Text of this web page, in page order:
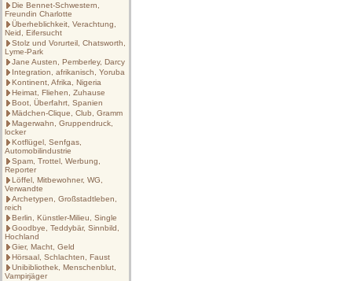
Die Bennet-Schwestern,
Freundin Charlotte
Überheblichkeit, Verachtung,
Neid, Eifersucht
Stolz und Vorurteil, Chatsworth,
Lyme-Park
Jane Austen, Pemberley, Darcy
Integration, afrikanisch, Yoruba
Kontinent, Afrika, Nigeria
Heimat, Fliehen, Zuhause
Boot, Überfahrt, Spanien
Mädchen-Clique, Club, Gramm
Magerwahn, Gruppendruck,
locker
Kotflügel, Senfgas,
Automobilindustrie
Spam, Trottel, Werbung,
Reporter
Löffel, Mitbewohner, WG,
Verwandte
Archetypen, Großstadtleben,
reich
Berlin, Künstler-Milieu, Single
Goodbye, Teddybär, Sinnbild,
Hochland
Gier, Macht, Geld
Hörsaal, Schlachten, Faust
Unibibliothek, Menschenblut,
Vampirjäger